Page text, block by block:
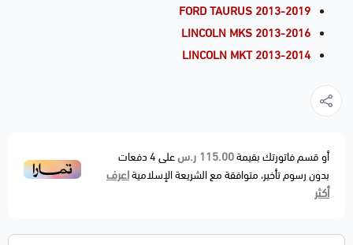
FORD TAURUS 2013-2019
LINCOLN MKS 2013-2016
LINCOLN MKT 2013-2014
أو قسم فاتورتك بقيمة115.00 ر.س على4دفعات
بدون رسوم تأخير، متوافقة مع الشريعة الإسلاميةاعرف
أكثر